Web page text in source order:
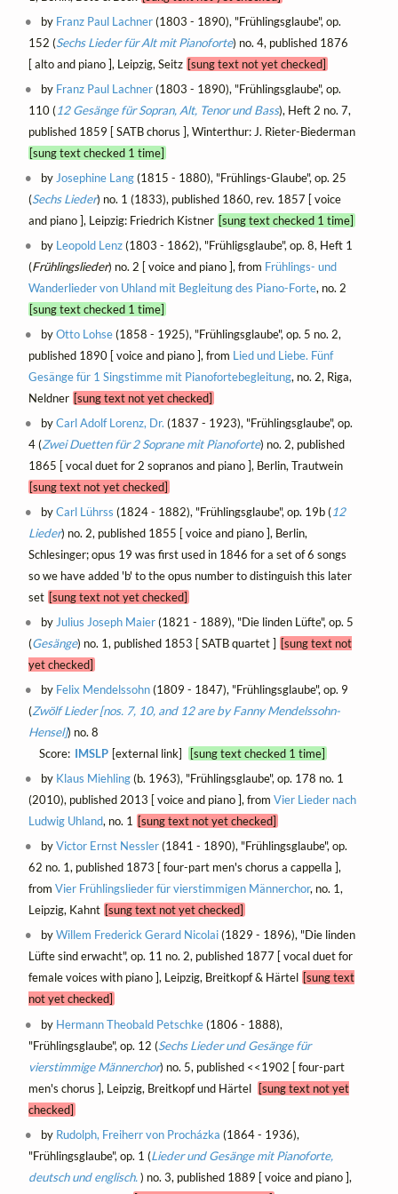
by Franz Paul Lachner(1803 - 1890), "Frühlingsglaube", op.
152 (Sechs Lieder für Alt mit Pianoforte) no. 4, published 1876
[ alto and piano ], Leipzig, Seitz [sung text not yet checked]
by Franz Paul Lachner(1803 - 1890), "Frühlingsglaube", op.
110 (12 Gesänge für Sopran, Alt, Tenor und Bass), Heft 2 no. 7,
published 1859 [ SATB chorus ], Winterthur: J. Rieter-Biederman
[sung text checked 1 time]
by Josephine Lang(1815 - 1880), "Frühlings-Glaube", op. 25
(Sechs Lieder) no. 1 (1833), published 1860, rev. 1857 [ voice
and piano ], Leipzig: Friedrich Kistner [sung text checked 1 time]
by Leopold Lenz(1803 - 1862), "Frühligsglaube", op. 8, Heft 1
(Frühlingslieder) no. 2 [ voice and piano ], from Frühlings- und
Wanderlieder von Uhland mit Begleitung des Piano-Forte, no. 2
[sung text checked 1 time]
byOtto Lohse(1858 - 1925), "Frühlingsglaube", op. 5 no. 2,
published 1890 [ voice and piano ], from Lied und Liebe. Fünf
Gesänge für 1 Singstimme mit Pianofortebegleitung, no. 2, Riga,
Neldner [sung text not yet checked]
byCarl Adolf Lorenz, Dr. (1837 - 1923), "Frühlingsglaube", op.
4 (Zwei Duetten für 2 Soprane mit Pianoforte) no. 2, published
1865 [ vocal duet for 2 sopranos and piano ], Berlin, Trautwein
[sung text not yet checked]
byCarl Lührss (1824 - 1882), "Frühlingsglaube", op. 19b (12
Lieder) no. 2, published 1855 [ voice and piano ], Berlin,
Schlesinger; opus 19 was first used in 1846 for a set of 6 songs
so we have added 'b' to the opus number to distinguish this later
set [sung text not yet checked]
byJulius Joseph Maier(1821 - 1889), "Die linden Lüfte", op. 5
(Gesänge) no. 1, published 1853 [ SATB quartet ] [sung text not
yet checked]
by Felix Mendelssohn(1809 - 1847), "Frühlingsglaube", op. 9
(Zwölf Lieder [nos. 7, 10, and 12 are by Fanny Mendelssohn-
Hensel]) no. 8
Score: IMSLP [external link]
[sung text checked 1 time]
by Klaus Miehling(b. 1963), "Frühlingsglaube", op. 178 no. 1
(2010), published 2013 [ voice and piano ], from Vier Lieder nach
Ludwig Uhland, no. 1 [sung text not yet checked]
byVictor Ernst Nessler(1841 - 1890), "Frühlingsglaube", op.
62 no. 1, published 1873 [ four-part men's chorus a cappella ],
from Vier Frühlingslieder für vierstimmigen Männerchor, no. 1,
Leipzig, Kahnt [sung text not yet checked]
byWillem Frederick Gerard Nicolai(1829 - 1896), "Die linden
Lüfte sind erwacht", op. 11 no. 2, published 1877 [ vocal duet for
female voices with piano ], Leipzig, Breitkopf & Härtel [sung text
not yet checked]
by Hermann Theobald Petschke(1806 - 1888),
"Frühlingsglaube", op. 12 (Sechs Lieder und Gesänge für
vierstimmige Männerchor) no. 5, published <<1902 [ four-part
men's chorus ], Leipzig, Breitkopf und Härtel [sung text not yet
checked]
by Rudolph, Freiherr von Procházka (1864 - 1936),
"Frühlingsglaube", op. 1 (Lieder und Gesänge mit Pianoforte,
deutsch und englisch.) no. 3, published 1889 [ voice and piano ],